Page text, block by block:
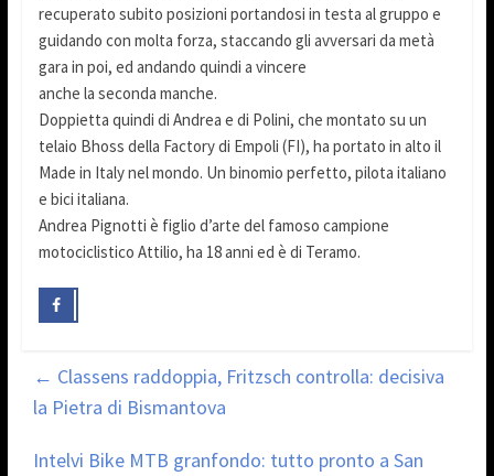
recuperato subito posizioni portandosi in testa al gruppo e
guidando con molta forza, staccando gli avversari da metà
gara in poi, ed andando quindi a vincere
anche la seconda manche.
Doppietta quindi di Andrea e di Polini, che montato su un
telaio Bhoss della Factory di Empoli (FI), ha portato in alto il
Made in Italy nel mondo. Un binomio perfetto, pilota italiano
e bici italiana.
Andrea Pignotti è figlio d’arte del famoso campione
motociclistico Attilio, ha 18 anni ed è di Teramo.
← Classens raddoppia, Fritzsch controlla: decisiva
la Pietra di Bismantova
Intelvi Bike MTB granfondo: tutto pronto a San